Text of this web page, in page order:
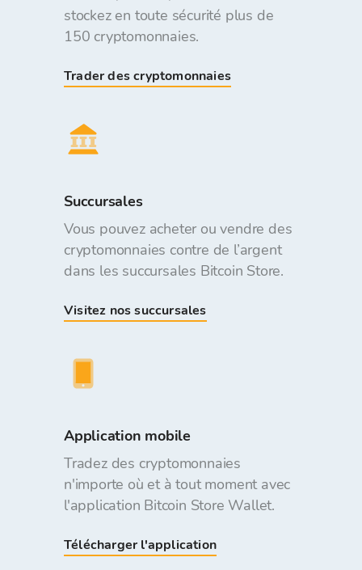
stockez en toute sécurité plus de
150 cryptomonnaies.
Trader des cryptomonnaies
Succursales
Vous pouvez acheter ou vendre des
cryptomonnaies contre de l’argent
dans les succursales Bitcoin Store.
Visitez nos succursales
Application mobile
Tradez des cryptomonnaies
n'importe où et à tout moment avec
l'application Bitcoin Store Wallet.
Télécharger l'application